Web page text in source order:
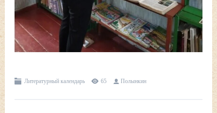
Литературный календарь 65 Полынкин